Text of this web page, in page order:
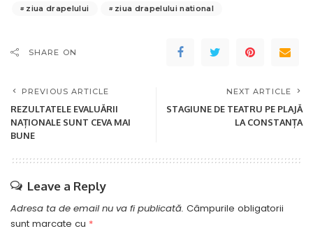
ziua drapelului
ziua drapelului national
SHARE ON
PREVIOUS ARTICLE
REZULTATELE EVALUĂRII
NAȚIONALE SUNT CEVA MAI
BUNE
NEXT ARTICLE
STAGIUNE DE TEATRU PE PLAJĂ
LA CONSTANȚA
Leave a Reply
Adresa ta de email nu va fi publicată. Câmpurile obligatorii
sunt marcate cu *